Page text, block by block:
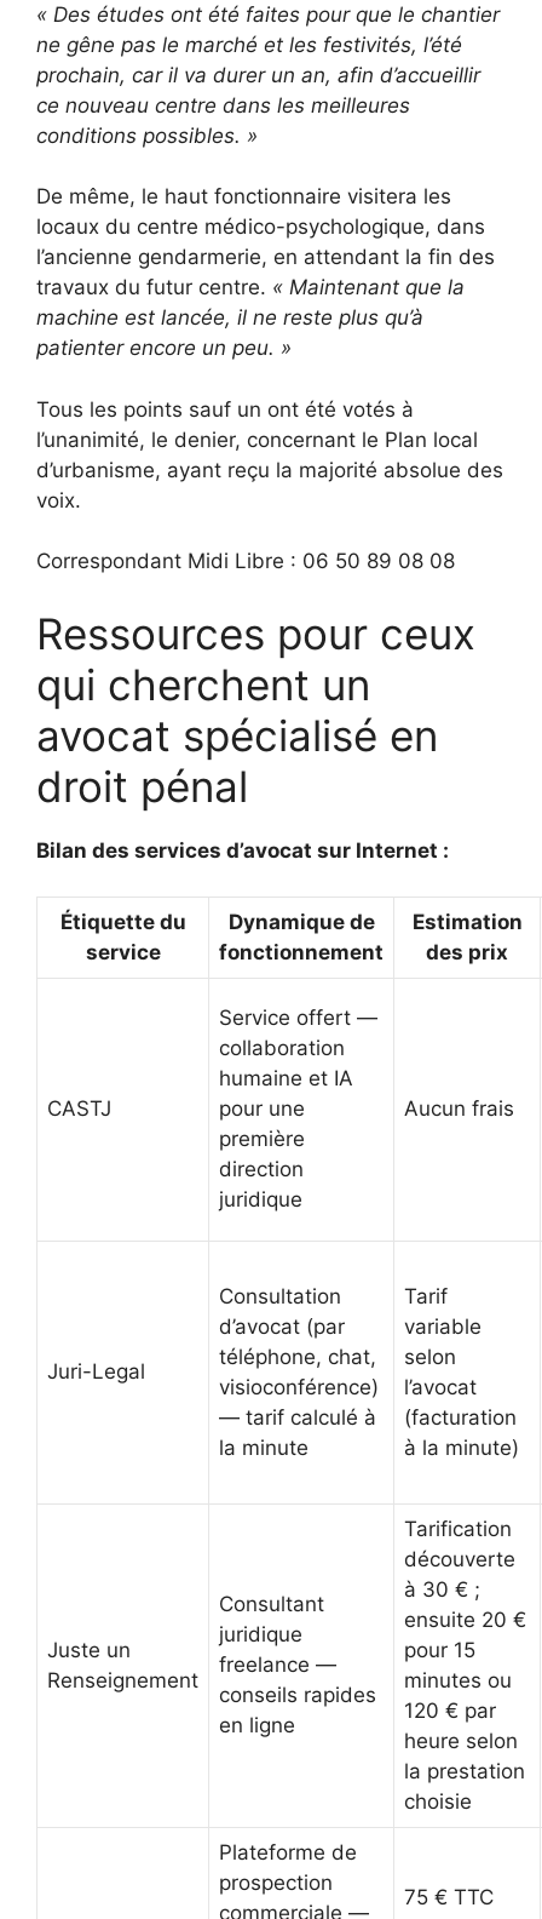
« Des études ont été faites pour que le chantier
ne gêne pas le marché et les festivités, l’été
prochain, car il va durer un an, afin d’accueillir
ce nouveau centre dans les meilleures
conditions possibles. »
De même, le haut fonctionnaire visitera les
locaux du centre médico-psychologique, dans
l’ancienne gendarmerie, en attendant la fin des
travaux du futur centre. « Maintenant que la
machine est lancée, il ne reste plus qu’à
patienter encore un peu. »
Tous les points sauf un ont été votés à
l’unanimité, le denier, concernant le Plan local
d’urbanisme, ayant reçu la majorité absolue des
voix.
Correspondant Midi Libre : 06 50 89 08 08
Ressources pour ceux
qui cherchent un
avocat spécialisé en
droit pénal
Bilan des services d’avocat sur Internet :
Étiquette du
service
Dynamique de
fonctionnement
Estimation
des prix
CASTJ
Service offert —
collaboration
humaine et IA
pour une
première
direction
juridique
Aucun frais
Juri-Legal
Consultation
d’avocat (par
téléphone, chat,
visioconférence)
— tarif calculé à
la minute
Tarif
variable
selon
l’avocat
(facturation
à la minute)
Juste un
Renseignement
Consultant
juridique
freelance —
conseils rapides
en ligne
Tarification
découverte
à 30 € ;
ensuite 20 €
pour 15
minutes ou
120 € par
heure selon
la prestation
choisie
Plateforme de
prospection
commerciale —
75 € TTC